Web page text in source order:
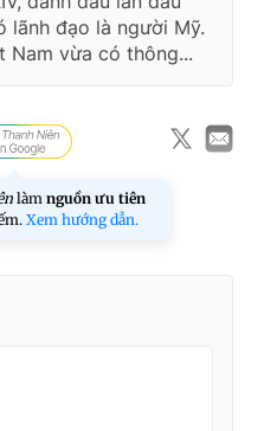
lãnh đạo là người Mỹ.
Nam vừa có thông...
làm nguồn ưu tiên
Xem hướng dẫn.